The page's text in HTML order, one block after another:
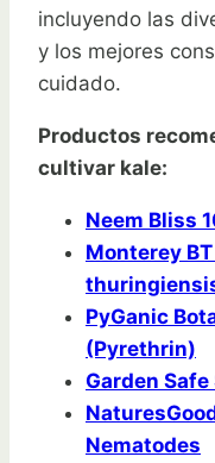
incluyendo las
y los mejores
cuidado.
Productos
cultivar kale:
Neem Bliss
Monterey
PyGanic
(Pyrethrin)
Garden Safe
Nematodes